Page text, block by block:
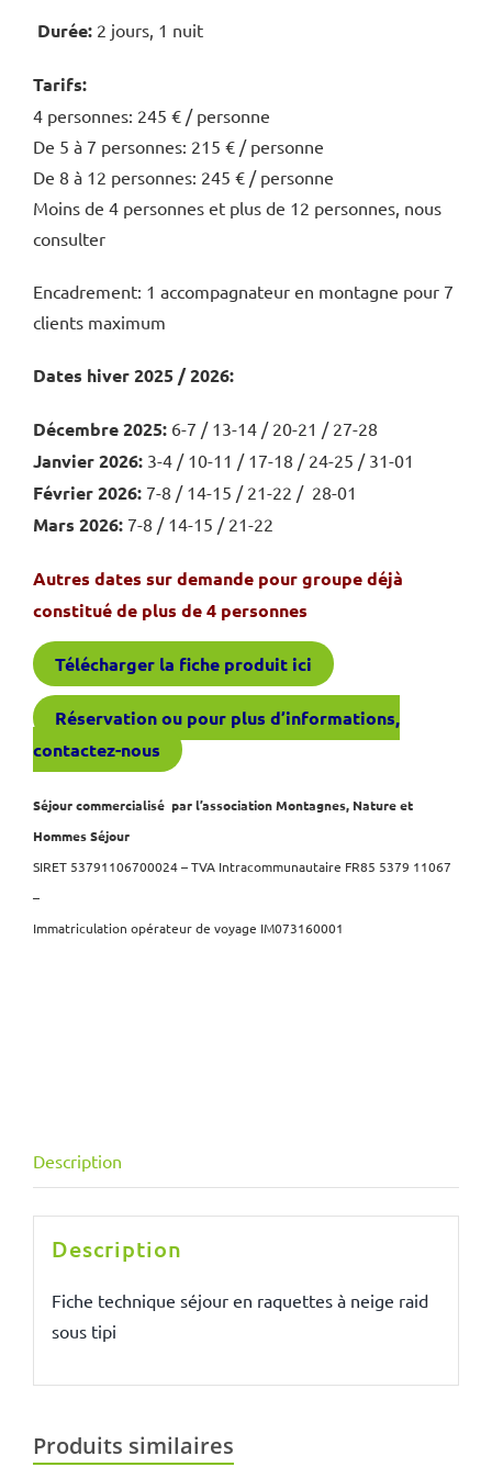
Durée: 2 jours, 1 nuit
Tarifs:
4 personnes: 245 € / personne
De 5 à 7 personnes: 215 € / personne
De 8 à 12 personnes: 245 € / personne
Moins de 4 personnes et plus de 12 personnes, nous
consulter
Encadrement: 1 accompagnateur en montagne pour 7
clients maximum
Dates hiver 2025 / 2026:
Décembre 2025: 6-7 / 13-14 / 20-21 / 27-28
Janvier 2026: 3-4 / 10-11 / 17-18 / 24-25 / 31-01
Février 2026: 7-8 / 14-15 / 21-22 / 28-01
Mars 2026: 7-8 / 14-15 / 21-22
Autres dates sur demande pour groupe déjà
constitué de plus de 4 personnes
Télécharger la fiche produit ici
Réservation ou pour plus d’informations,
contactez-nous
Séjour commercialisé par l’association Montagnes, Nature et
Hommes Séjour
SIRET 53791106700024 – TVA Intracommunautaire FR85 5379 11067
–
Immatriculation opérateur de voyage IM073160001
Description
Description
Fiche technique séjour en raquettes à neige raid
sous tipi
Produits similaires